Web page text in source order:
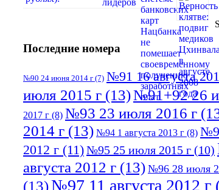
Последние номера
№90 24 июня 2014 г (7) №91 16 августа
июля 2015 г (13)№91+92 26
2017 г (8) №93 23 июля 2016 г
2014 г (13) №94 1 августа 2013 г (8)
2012 г (11)№95 25 июля 2015 г (10)
августа 2012 г (13) №96 28 июля
(13)№97 11 августа 2012 г